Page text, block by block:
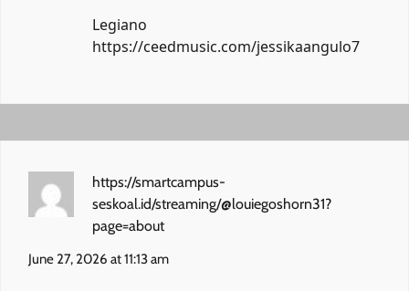
Legiano
https://ceedmusic.com/jessikaangulo7
https://smartcampus-
seskoal.id/streaming/@louiegoshorn31?
page=about
June 27, 2026 at 11:13 am